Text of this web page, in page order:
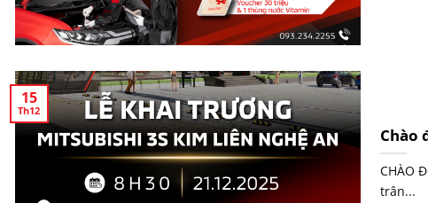
Chào
CHÀO
trân...
15
Th12